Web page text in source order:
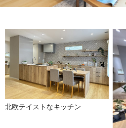
北欧テイストなキッチン